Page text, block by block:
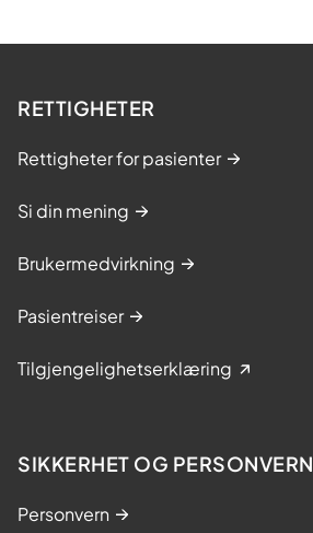
RETTIGHETER
Rettigheter for pasienter
Si din mening
Brukermedvirkning
Pasientreiser
Tilgjengelighetserklæring
SIKKERHET OG PERSONVERN
Personvern